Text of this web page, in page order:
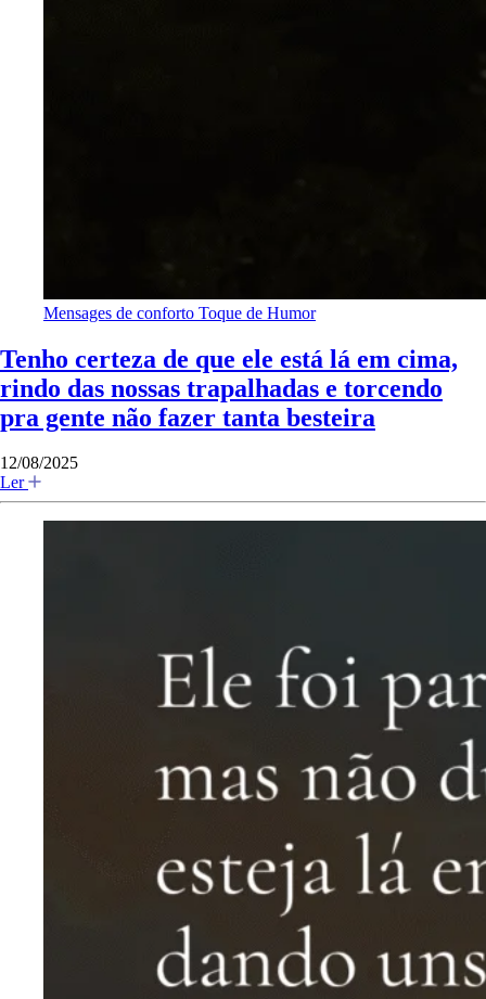
Mensages de conforto Toque de Humor
Tenho certeza de que ele está lá em cima,
rindo das nossas trapalhadas e torcendo
pra gente não fazer tanta besteira
12/08/2025
Ler